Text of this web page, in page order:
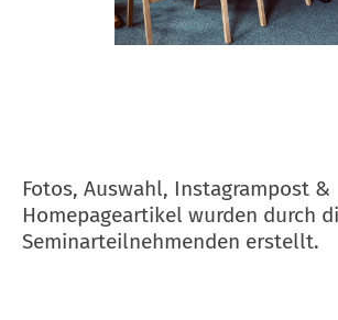
Fotos, Auswahl, Instagrampost &
Homepageartikel wurden durch
Seminarteilnehmenden erstellt.